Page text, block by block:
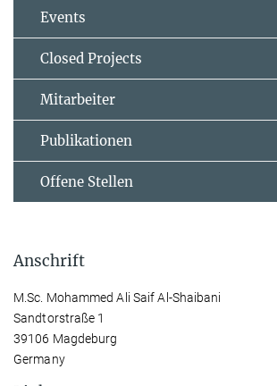
Events
Closed Projects
Mitarbeiter
Publikationen
Offene Stellen
Anschrift
M.Sc. Mohammed Ali Saif Al-Shaibani
Sandtorstraße 1
39106 Magdeburg
Germany